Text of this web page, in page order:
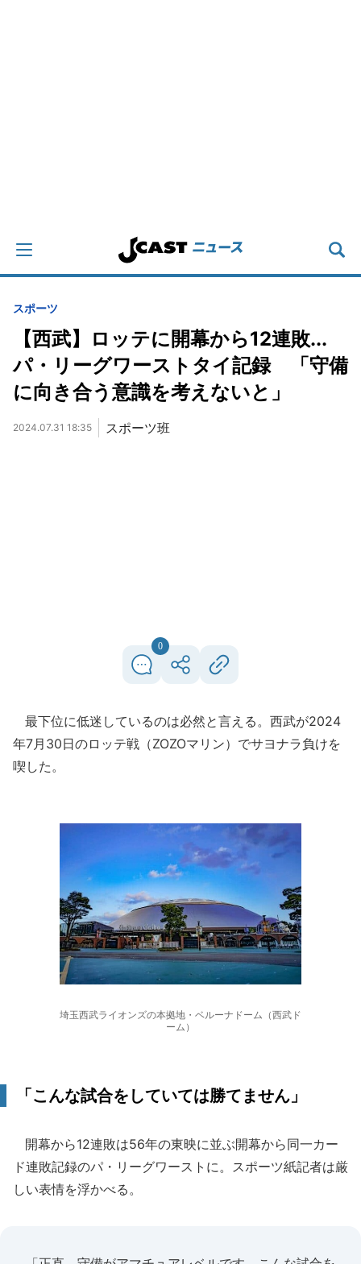
スポーツ
【西武】ロッテに開幕から12連敗...
パ・リーグワーストタイ記録 「守備
に向き合う意識を考えないと」
2024.07.31 18:35 スポーツ班
0
最下位に低迷しているのは必然と言える。西武が2024
年7月30日のロッテ戦（ZOZOマリン）でサヨナラ負けを
喫した。
埼玉西武ライオンズの本拠地・ベルーナドーム（西武ド
ーム）
「こんな試合をしていては勝てません」
開幕から12連敗は56年の東映に並ぶ開幕から同一カー
ド連敗記録のパ・リーグワーストに。スポーツ紙記者は厳
しい表情を浮かべる。